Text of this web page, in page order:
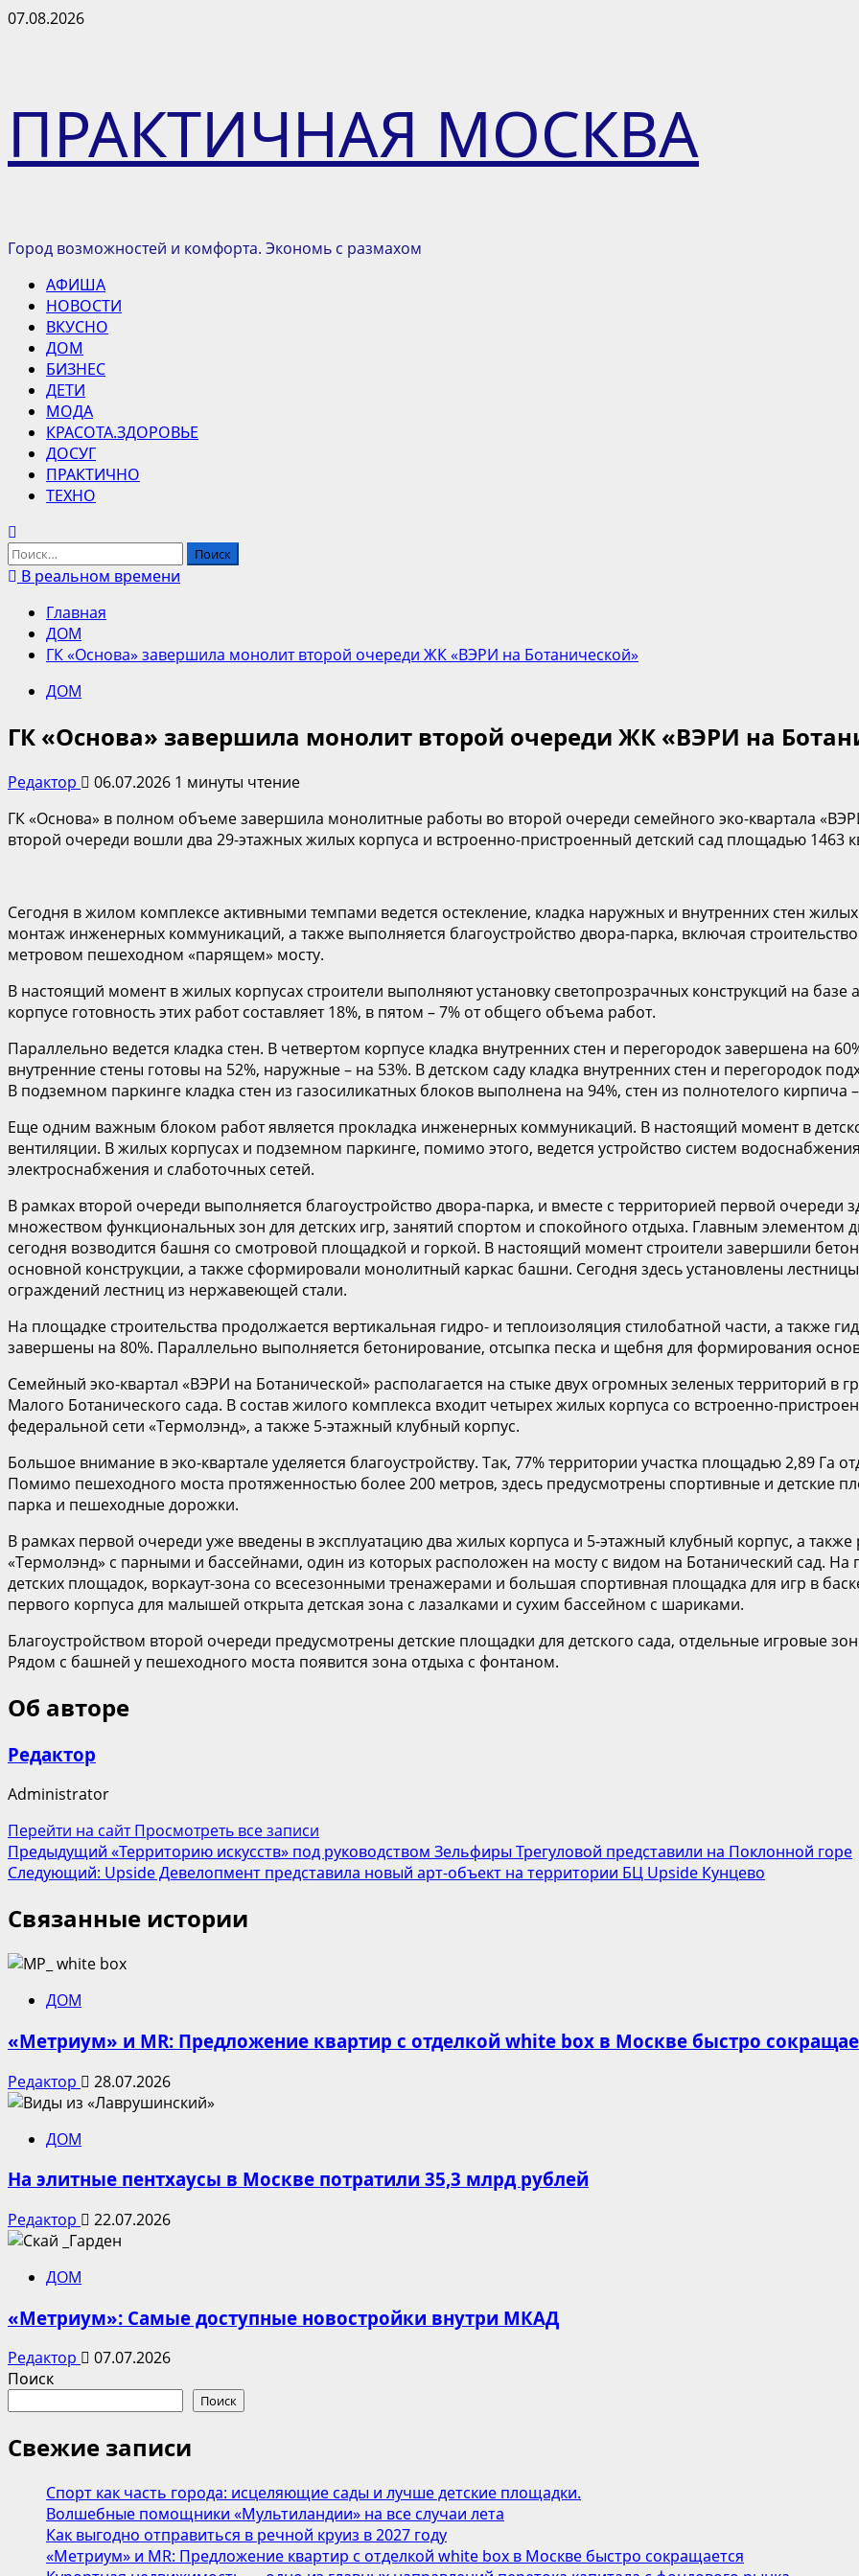
Перейти
07.08.2026
ПРАКТИЧНАЯ МОСКВА
Город возможностей и комфорта. Экономь с размахом
Основное
меню
АФИША
НОВОСТИ
ВКУСНО
ДОМ
БИЗНЕС
ДЕТИ
МОДА
КРАСОТА.ЗДОРОВЬЕ
ДОСУГ
ПРАКТИЧНО
ТЕХНО
Найти:
В реальном времени
Главная
ДОМ
ГК «Основа» завершила монолит второй очереди ЖК «ВЭРИ на Ботанической»
ДОМ
ГК «Основа» завершила монолит второй очереди ЖК «ВЭРИ на
Редактор 06.07.2026 1 минуты чтение
ГК «Основа» в полном объеме завершила монолитные работы во второй очереди семейного эко-квартала
второй очереди вошли два 29-этажных жилых корпуса и встроенно-пристроенный детский сад площадью 1463
Сегодня в жилом комплексе активными темпами ведется остекление, кладка наружных и внутренних стен
монтаж инженерных коммуникаций, а также выполняется благоустройство двора-парка, включая
метровом пешеходном «парящем» мосту.
В настоящий момент в жилых корпусах строители выполняют установку светопрозрачных конструкций на
корпусе готовность этих работ составляет 18%, в пятом – 7% от общего объема работ.
Параллельно ведется кладка стен. В четвертом корпусе кладка внутренних стен и перегородок завершена на
внутренние стены готовы на 52%, наружные – на 53%. В детском саду кладка внутренних стен и перегородок
В подземном паркинге кладка стен из газосиликатных блоков выполнена на 94%, стен из полнотелого кирпича
Еще одним важным блоком работ является прокладка инженерных коммуникаций. В настоящий момент в
вентиляции. В жилых корпусах и подземном паркинге, помимо этого, ведется устройство систем
электроснабжения и слаботочных сетей.
В рамках второй очереди выполняется благоустройство двора-парка, и вместе с территорией первой очереди
множеством функциональных зон для детских игр, занятий спортом и спокойного отдыха. Главным
сегодня возводится башня со смотровой площадкой и горкой. В настоящий момент строители завершили
основной конструкции, а также сформировали монолитный каркас башни. Сегодня здесь установлены
ограждений лестниц из нержавеющей стали.
На площадке строительства продолжается вертикальная гидро- и теплоизоляция стилобатной части, а также
завершены на 80%. Параллельно выполняется бетонирование, отсыпка песка и щебня для формирования
Семейный эко-квартал «ВЭРИ на Ботанической» располагается на стыке двух огромных зеленых территорий в
Малого Ботанического сада. В состав жилого комплекса входит четырех жилых корпуса со встроенно-
федеральной сети «Термолэнд», а также 5-этажный клубный корпус.
Большое внимание в эко-квартале уделяется благоустройству. Так, 77% территории участка площадью 2,89 Га
Помимо пешеходного моста протяженностью более 200 метров, здесь предусмотрены спортивные и детские
парка и пешеходные дорожки.
В рамках первой очереди уже введены в эксплуатацию два жилых корпуса и 5-этажный клубный корпус, а также
«Термолэнд» с парными и бассейнами, один из которых расположен на мосту с видом на Ботанический сад.
детских площадок, воркаут-зона со всесезонными тренажерами и большая спортивная площадка для игр в
первого корпуса для малышей открыта детская зона с лазалками и сухим бассейном с шариками.
Благоустройством второй очереди предусмотрены детские площадки для детского сада, отдельные игровые
Рядом с башней у пешеходного моста появится зона отдыха с фонтаном.
Об авторе
Редактор
Administrator
Перейти на сайтПросмотреть все записи
Навигация
записи
Предыдущий «Территорию искусств» под руководством Зельфиры Трегуловой представили на Поклонной горе
Следующий: Upside Девелопмент представила новый арт-объект на территории БЦ Upside Кунцево
Связанные истории
ДОМ
«Метриум» и MR: Предложение квартир с отделкой white box в Москве быстро
Редактор 28.07.2026
ДОМ
На элитные пентхаусы в Москве потратили 35,3 млрд рублей
Редактор 22.07.2026
ДОМ
«Метриум»: Самые доступные новостройки внутри МКАД
Редактор
07.07.2026
Поиск
Поиск
Свежие записи
Спорт как часть города: исцеляющие сады и лучше детские площадки.
Волшебные помощники «Мультиландии» на все случаи лета
Как выгодно отправиться в речной круиз в 2027 году
«Метриум» и MR: Предложение квартир с отделкой white box в Москве быстро сокращается